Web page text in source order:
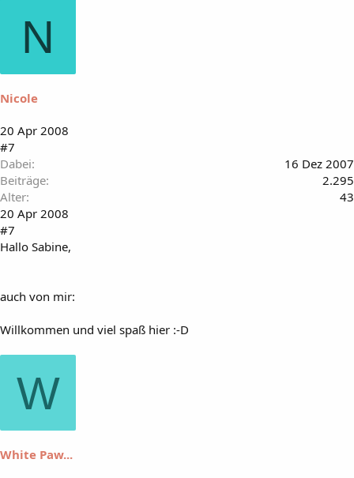
N
Nicole
20 Apr 2008
#7
Dabei
16 Dez 2007
Beiträge
2.295
Alter
43
20 Apr 2008
#7
Hallo Sabine,
auch von mir:
Willkommen und viel spaß hier :-D
W
White Paw...